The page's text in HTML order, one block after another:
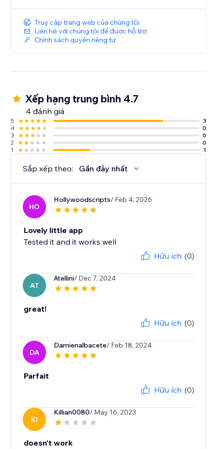
Truy cập trang web của chúng tôi
Liên hệ với chúng tôi để được hỗ trợ
Chính sách quyền riêng tư
Xếp hạng trung bình 4.7
4 đánh giá
5
3
4
0
3
0
2
0
1
1
Sắp xếp theo: Gần đây nhất
HO
Hollywoodscripts/ Feb 4, 2026
Lovely little app
Tested it and it works well
Hữu ích (0)
AT
Atellini/ Dec 7, 2024
great!
Hữu ích (0)
DA
Damienalbacete/ Feb 18, 2024
Parfait
Hữu ích (0)
KI
Killian0080/ May 16, 2023
doesn't work